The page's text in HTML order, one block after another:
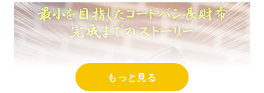
もっと見る